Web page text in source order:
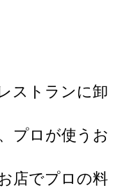
ストランに卸
プロが使うお
店でプロの料